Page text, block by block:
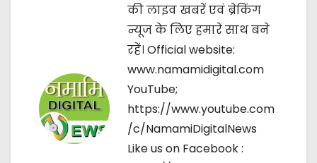
की लाइव खबरें एवं ब्रेकिंग
न्यूज के लिए हमारे साथ बने
रहें। Official website:
www.namamidigital.com
YouTube;
https://www.youtube.com
/c/NamamiDigitalNews
Like us on Facebook :